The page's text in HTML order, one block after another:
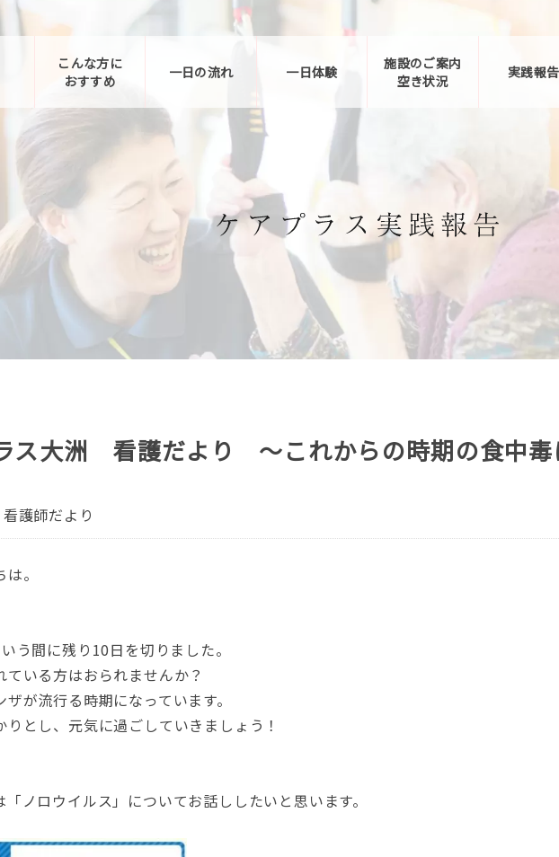
こんな方に
おすすめ
一日の流れ 一日体験
施設のご案内
空き状況
実践報告
お問い合わせ
ス大洲 看護だより ～これからの時期の食中
看護師だより
。
う間に残り10日を切りました。
ている方はおられませんか？
が流行る時期になっています。
りとし、元気に過ごしていきましょう！
「ノロウイルス」についてお話ししたいと思います。